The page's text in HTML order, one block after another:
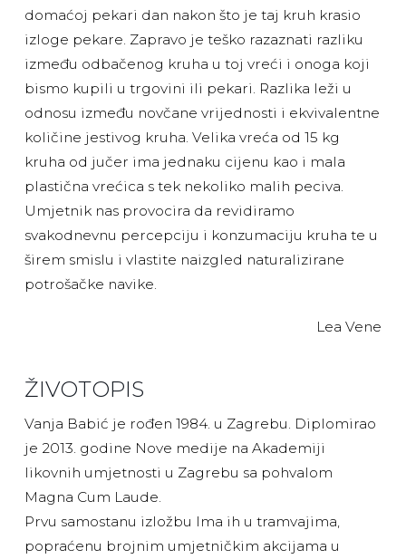
domaćoj pekari dan nakon što je taj kruh krasio
izloge pekare. Zapravo je teško razaznati razliku
između odbačenog kruha u toj vreći i onoga koji
bismo kupili u trgovini ili pekari. Razlika leži u
odnosu između novčane vrijednosti i ekvivalentne
količine jestivog kruha. Velika vreća od 15 kg
kruha od jučer ima jednaku cijenu kao i mala
plastična vrećica s tek nekoliko malih peciva.
Umjetnik nas provocira da revidiramo
svakodnevnu percepciju i konzumaciju kruha te u
širem smislu i vlastite naizgled naturalizirane
potrošačke navike.
Lea Vene
ŽIVOTOPIS
Vanja Babić je rođen 1984. u Zagrebu. Diplomirao
je 2013. godine Nove medije na Akademiji
likovnih umjetnosti u Zagrebu sa pohvalom
Magna Cum Laude.
Prvu samostanu izložbu Ima ih u tramvajima,
popraćenu brojnim umjetničkim akcijama u